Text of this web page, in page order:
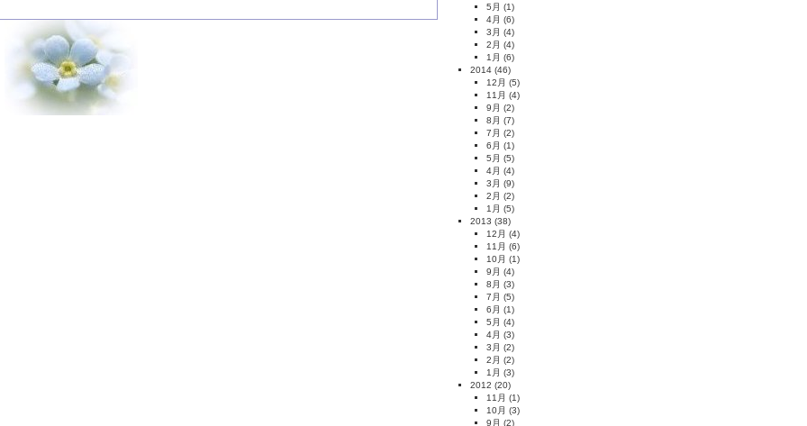
5月 (1)
4月 (6)
3月 (4)
2月 (4)
1月 (6)
2014 (46)
12月 (5)
11月 (4)
9月 (2)
8月 (7)
7月 (2)
6月 (1)
5月 (5)
4月 (4)
3月 (9)
2月 (2)
1月 (5)
2013 (38)
12月 (4)
11月 (6)
10月 (1)
9月 (4)
8月 (3)
7月 (5)
6月 (1)
5月 (4)
4月 (3)
3月 (2)
2月 (2)
1月 (3)
2012 (20)
11月 (1)
10月 (3)
9月 (2)